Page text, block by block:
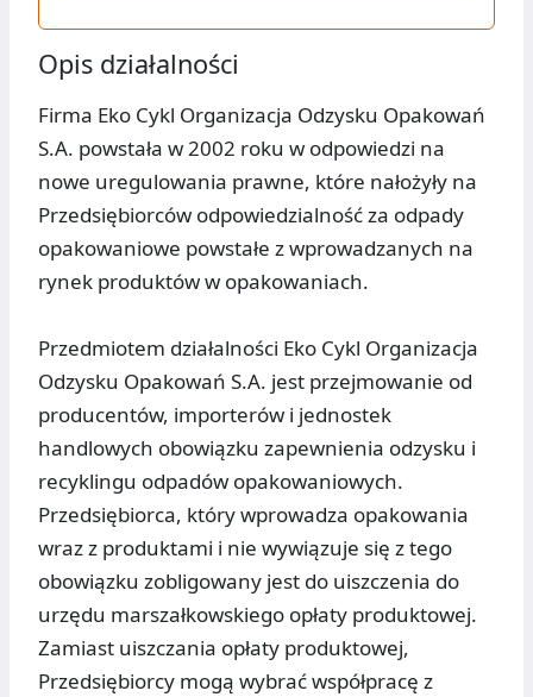
Opis działalności
Firma Eko Cykl Organizacja Odzysku Opakowań
S.A. powstała w 2002 roku w odpowiedzi na
nowe uregulowania prawne, które nałożyły na
Przedsiębiorców odpowiedzialność za odpady
opakowaniowe powstałe z wprowadzanych na
rynek produktów w opakowaniach.
Przedmiotem działalności Eko Cykl Organizacja
Odzysku Opakowań S.A. jest przejmowanie od
producentów, importerów i jednostek
handlowych obowiązku zapewnienia odzysku i
recyklingu odpadów opakowaniowych.
Przedsiębiorca, który wprowadza opakowania
wraz z produktami i nie wywiązuje się z tego
obowiązku zobligowany jest do uiszczenia do
urzędu marszałkowskiego opłaty produktowej.
Zamiast uiszczania opłaty produktowej,
Przedsiębiorcy mogą wybrać współpracę z